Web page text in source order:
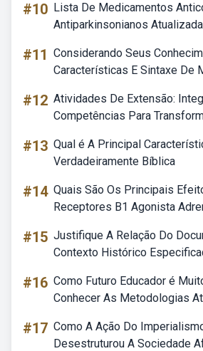
#10 Lista De Medicamentos
Antiparkinsonianos Atualizada
#11 Considerando Seus
Características E Sintaxe De
#12 Atividades De Extensão:
Competências Para
#13 Qual é A Principal
Verdadeiramente Bíblica
#14 Quais São Os Principais
Receptores B1 Agonista
#15 Justifique A Relação Do
Contexto Histórico
#16 Como Futuro Educador é
Conhecer As Metodologias
#17 Como A Ação Do
Desestruturou A Sociedade